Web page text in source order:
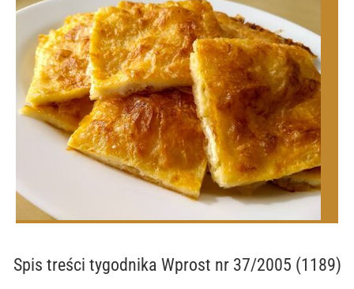
Spis treści tygodnika Wprost nr 37/2005 (1189)